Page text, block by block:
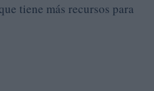
tiene más recursos para